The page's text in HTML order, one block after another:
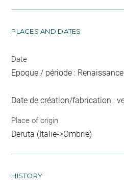
PLACES AND DATES
Date
Epoque / période :
Date de création/fabrication :
Place of origin
Deruta (Italie->Ombrie)
HISTORY